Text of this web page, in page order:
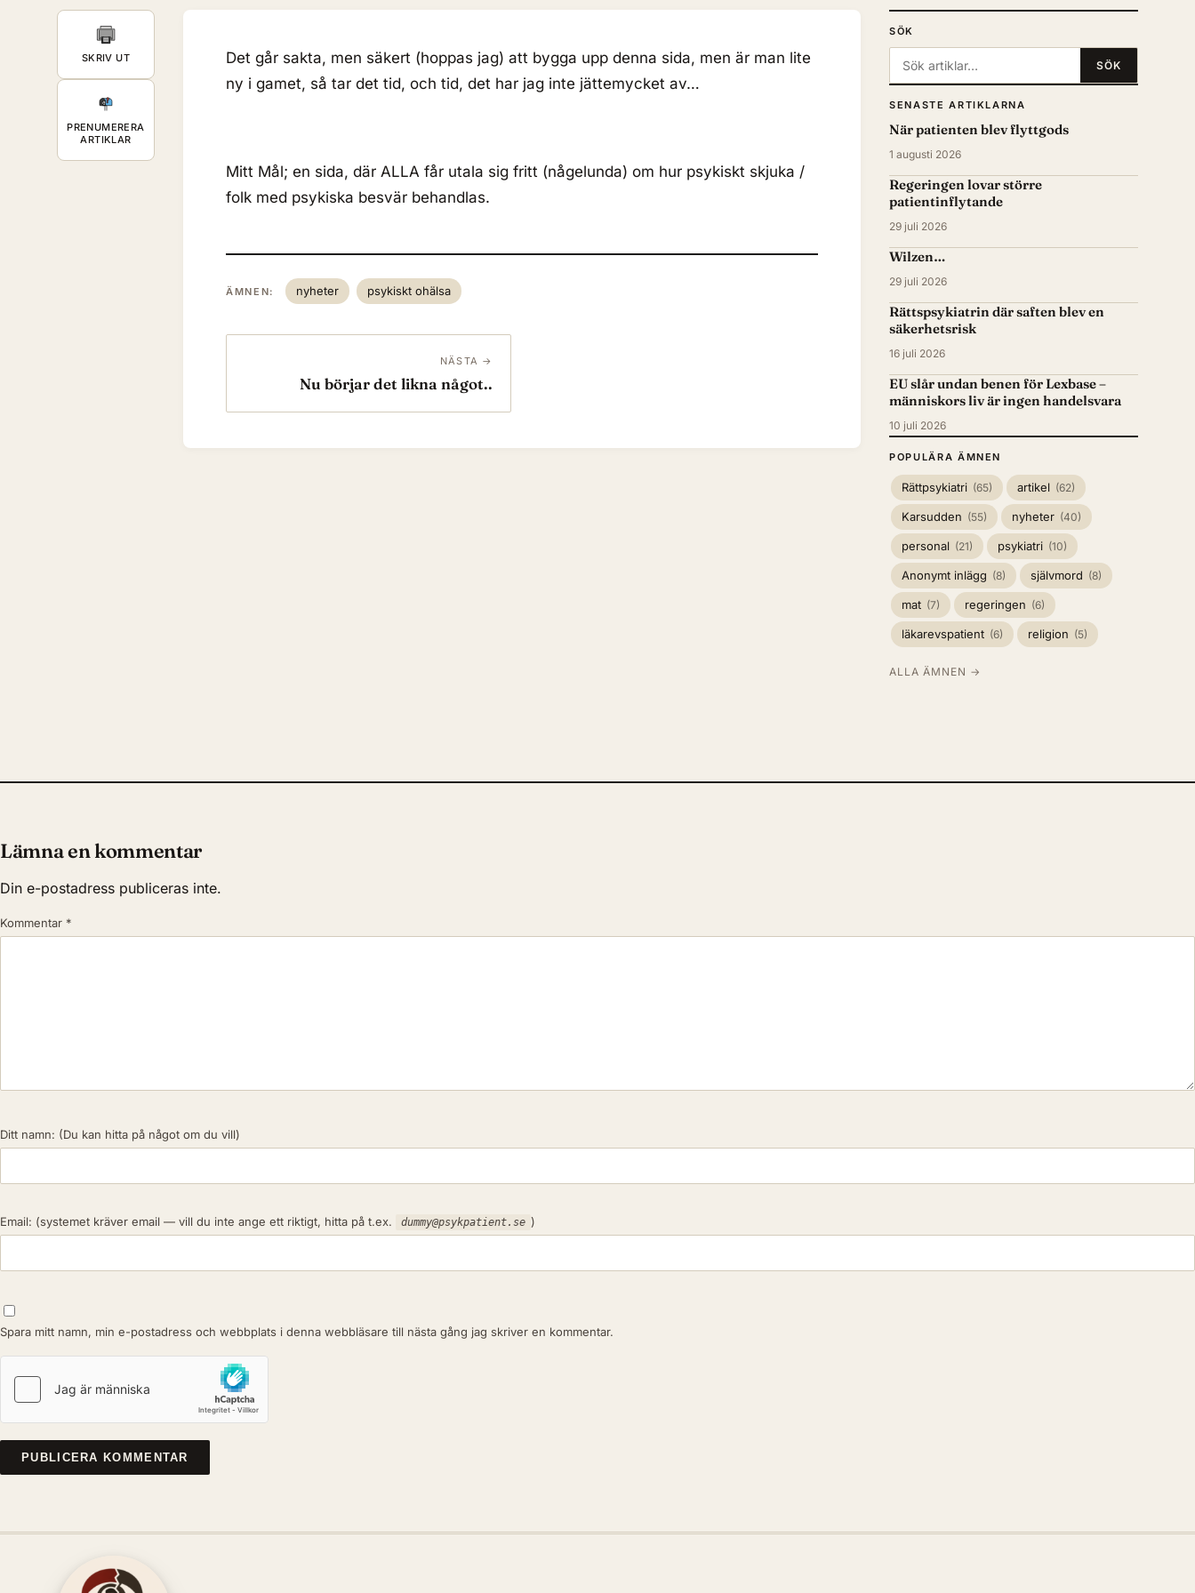
SKRIV UT
PRENUMERERA
ARTIKLAR
Det går sakta, men säkert (hoppas jag) att bygga upp denna sida, men är man lite
ny i gamet, så tar det tid, och tid, det har jag inte jättemycket av…
Mitt Mål; en sida, där ALLA får utala sig fritt (någelunda) om hur psykiskt skjuka /
folk med psykiska besvär behandlas.
ÄMNEN: nyheter psykiskt ohälsa
NÄSTA →
Nu börjar det likna något..
SÖK
Sök: SÖK
SENASTE ARTIKLARNA
När patienten blev flyttgods
1 augusti 2026
Regeringen lovar större
patientinflytande
29 juli 2026
Wilzen…
29 juli 2026
Rättspsykiatrin där saften blev en
säkerhetsrisk
16 juli 2026
EU slår undan benen för Lexbase –
människors liv är ingen handelsvara
10 juli 2026
POPULÄRA ÄMNEN
Rättpsykiatri (65) artikel (62)
Karsudden (55) nyheter (40)
personal (21) psykiatri (10)
Anonymt inlägg (8) självmord (8)
mat (7) regeringen (6)
läkarevspatient (6) religion (5)
ALLA ÄMNEN →
Lämna en kommentar
Din e-postadress publiceras inte.
Kommentar *
Ditt namn: (Du kan hitta på något om du vill)
Email: (systemet kräver email — vill du inte ange ett riktigt, hitta på t.ex. dummy@psykpatient.se )
Spara mitt namn, min e-postadress och webbplats i denna webbläsare till nästa gång jag skriver en kommentar.